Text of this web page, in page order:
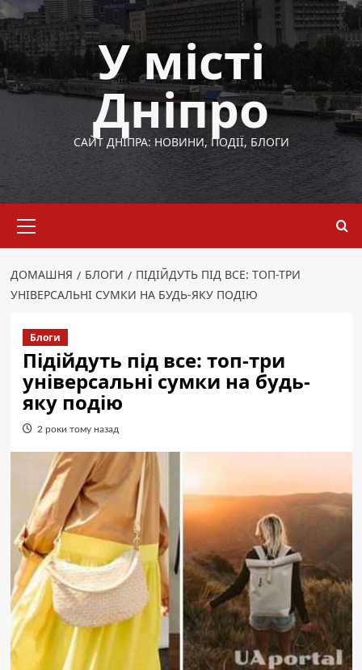
Перейти
до
вмісту
У місті
Дніпро
САЙТ ДНІПРА: НОВИНИ, ПОДІЇ, БЛОГИ
меню
ДОМАШНЯ БЛОГИ
ПІДІЙДУТЬ ПІД ВСЕ: ТОП-ТРИ
УНІВЕРСАЛЬНІ СУМКИ НА БУДЬ-ЯКУ ПОДІЮ
Блоги
Підійдуть під все: топ-три
універсальні сумки на будь-
яку подію
2 роки тому назад